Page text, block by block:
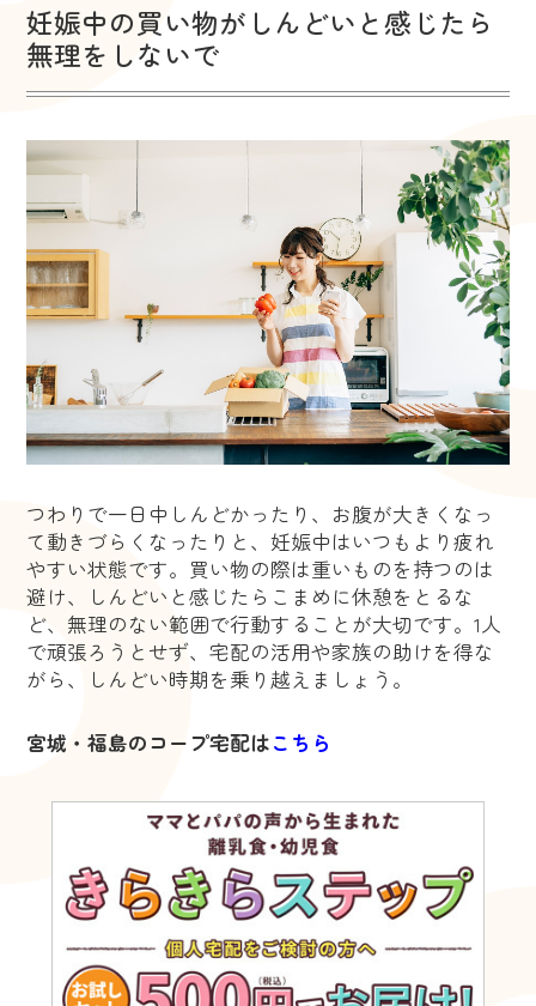
妊娠中の買い物がしんどいと感じたら
無理をしないで
つわりで一日中しんどかったり、お腹が大きくなっ
て動きづらくなったりと、妊娠中はいつもより疲れ
やすい状態です。買い物の際は重いものを持つのは
避け、しんどいと感じたらこまめに休憩をとるな
ど、無理のない範囲で行動することが大切です。1人
で頑張ろうとせず、宅配の活用や家族の助けを得な
がら、しんどい時期を乗り越えましょう。
宮城・福島のコープ宅配はこちら